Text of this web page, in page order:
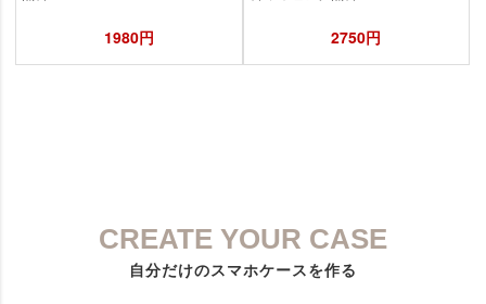
CREATE YOUR CASE
自分だけのスマホケースを作る